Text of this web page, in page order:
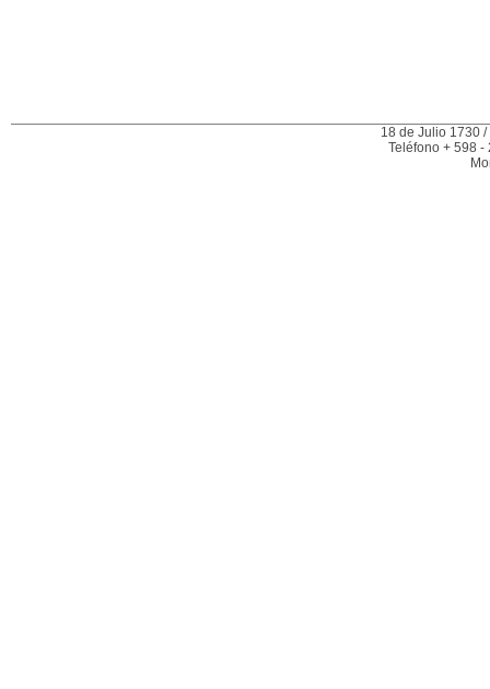
18 de Julio 1730
Teléfono + 598 -